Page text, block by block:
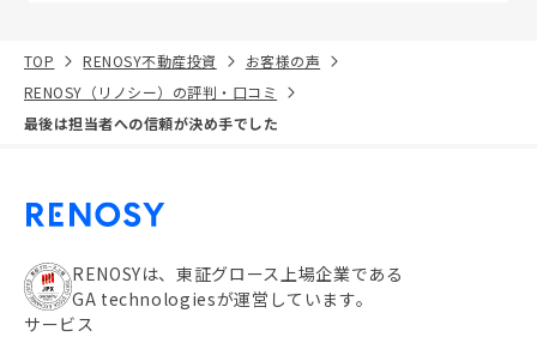
TOP RENOSY不動産投資
お客様の声
RENOSY（リノシー）の評判・口コミ
最後は担当者への信頼が決め手でした
RENOSYは、東証グロース上場企業である
GA technologiesが運営しています。
サービス